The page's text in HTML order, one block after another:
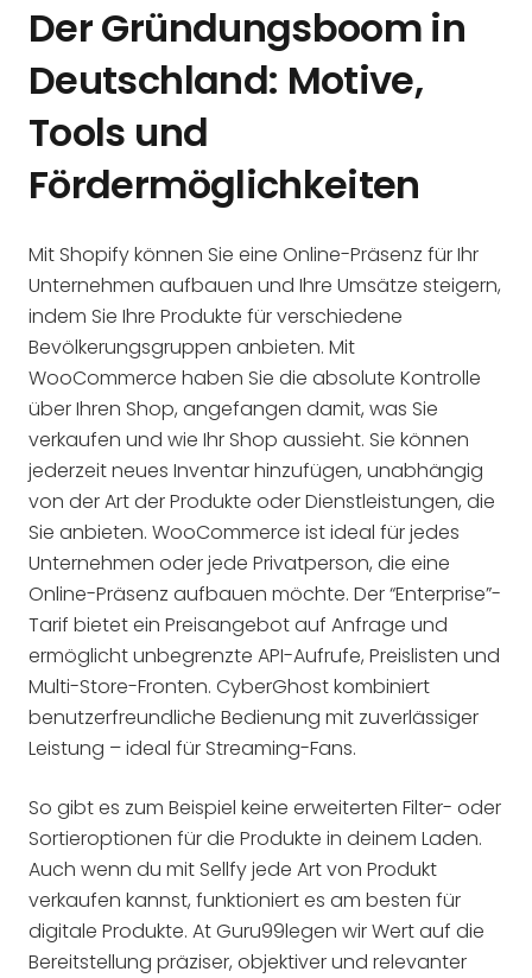
Der Gründungsboom in
Deutschland: Motive,
Tools und
Fördermöglichkeiten
Mit Shopify können Sie eine Online-Präsenz für Ihr
Unternehmen aufbauen und Ihre Umsätze steigern,
indem Sie Ihre Produkte für verschiedene
Bevölkerungsgruppen anbieten. Mit
WooCommerce haben Sie die absolute Kontrolle
über Ihren Shop, angefangen damit, was Sie
verkaufen und wie Ihr Shop aussieht. Sie können
jederzeit neues Inventar hinzufügen, unabhängig
von der Art der Produkte oder Dienstleistungen, die
Sie anbieten. WooCommerce ist ideal für jedes
Unternehmen oder jede Privatperson, die eine
Online-Präsenz aufbauen möchte. Der “Enterprise”-
Tarif bietet ein Preisangebot auf Anfrage und
ermöglicht unbegrenzte API-Aufrufe, Preislisten und
Multi-Store-Fronten. CyberGhost kombiniert
benutzerfreundliche Bedienung mit zuverlässiger
Leistung – ideal für Streaming-Fans.
So gibt es zum Beispiel keine erweiterten Filter- oder
Sortieroptionen für die Produkte in deinem Laden.
Auch wenn du mit Sellfy jede Art von Produkt
verkaufen kannst, funktioniert es am besten für
digitale Produkte. At Guru99legen wir Wert auf die
Bereitstellung präziser, objektiver und relevanter